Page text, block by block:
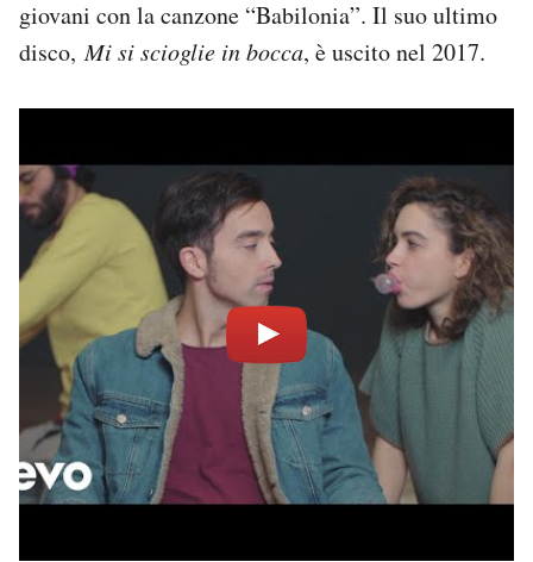
giovani con la canzone “Babilonia”. Il suo ultimo
disco,Mi si scioglie in bocca, è uscito nel 2017.